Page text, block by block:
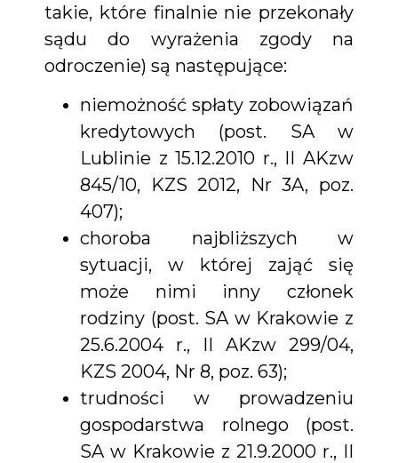
takie, które finalnie nie przekonały
sądu do wyrażenia zgody na
odroczenie) są następujące:
niemożność spłaty zobowiązań
kredytowych (post. SA w
Lublinie z 15.12.2010 r., II AKzw
845/10, KZS 2012, Nr 3A, poz.
407);
choroba najbliższych w
sytuacji, w której zająć się
może nimi inny członek
rodziny (post. SA w Krakowie z
25.6.2004 r., II AKzw 299/04,
KZS 2004, Nr 8, poz. 63);
trudności w prowadzeniu
gospodarstwa rolnego (post.
SA w Krakowie z 21.9.2000 r., II